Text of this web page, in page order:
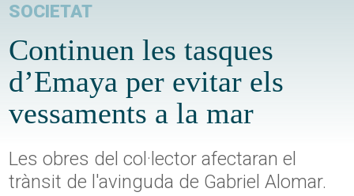
SOCIETAT
Continuen les tasques
d’Emaya per evitar els
vessaments a la mar
Les obres del col·lector afectaran el
trànsit de l'avinguda de Gabriel Alomar.